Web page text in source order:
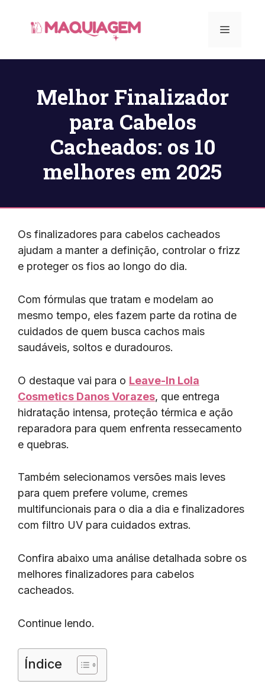
Menu
Melhor Finalizador
para Cabelos
Cacheados: os 10
melhores em 2025
Os finalizadores para cabelos cacheados
ajudam a manter a definição, controlar o frizz
e proteger os fios ao longo do dia.
Com fórmulas que tratam e modelam ao
mesmo tempo, eles fazem parte da rotina de
cuidados de quem busca cachos mais
saudáveis, soltos e duradouros.
O destaque vai para o Leave-In Lola
Cosmetics Danos Vorazes, que entrega
hidratação intensa, proteção térmica e ação
reparadora para quem enfrenta ressecamento
e quebras.
Também selecionamos versões mais leves
para quem prefere volume, cremes
multifuncionais para o dia a dia e finalizadores
com filtro UV para cuidados extras.
Confira abaixo uma análise detalhada sobre os
melhores finalizadores para cabelos
cacheados.
Continue lendo.
Índice